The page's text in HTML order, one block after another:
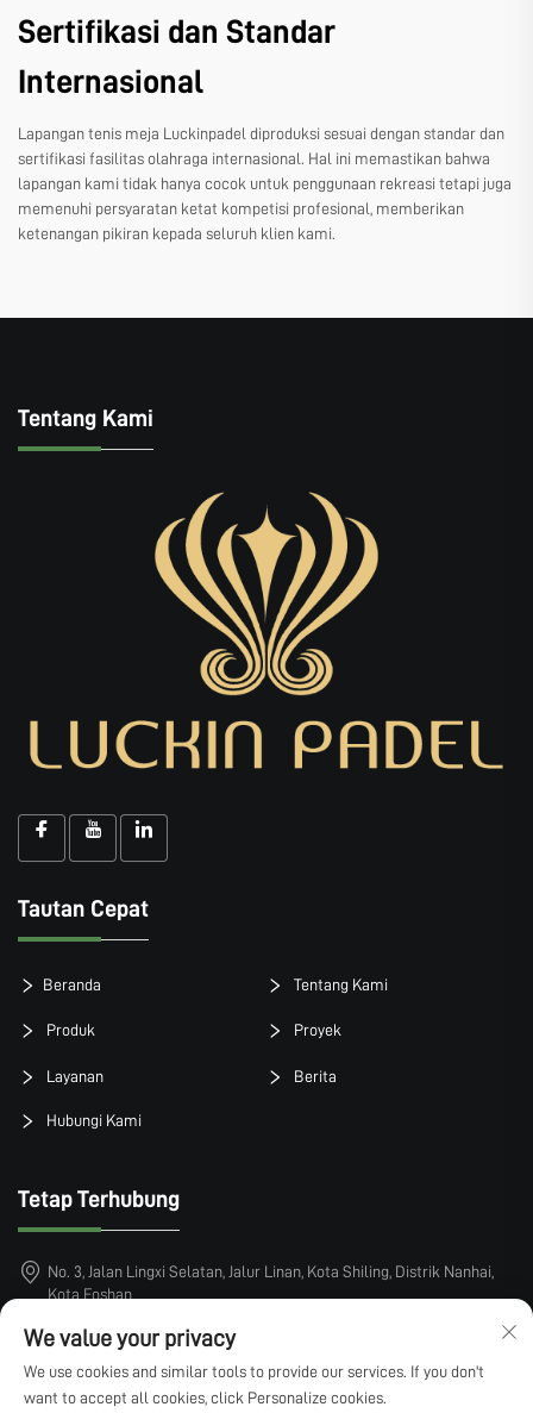
Sertifikasi dan Standar
Internasional
Lapangan tenis meja Luckinpadel diproduksi sesuai dengan standar dan
sertifikasi fasilitas olahraga internasional. Hal ini memastikan bahwa
lapangan kami tidak hanya cocok untuk penggunaan rekreasi tetapi juga
memenuhi persyaratan ketat kompetisi profesional, memberikan
ketenangan pikiran kepada seluruh klien kami.
Tentang Kami
Tautan Cepat
Beranda Tentang Kami
Produk Proyek
Layanan Berita
Hubungi Kami
Tetap Terhubung
No. 3, Jalan Lingxi Selatan, Jalur Linan, Kota Shiling, Distrik Nanhai,
Kota Foshan
+86-15913101899
[email protected]
We value your privacy
We use cookies and similar tools to provide our services. If you don't
want to accept all cookies, click Personalize cookies.